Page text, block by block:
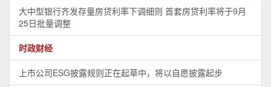
大中型银行齐发存量房贷利率下调细则 首套房贷利率将于9月
25日批量调整
时政财经
上市公司ESG披露规则正在起草中，将以自愿披露起步